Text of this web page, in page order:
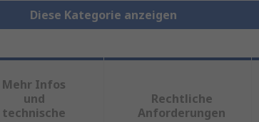
Diese Kategorie anzeigen
Mehr Infos
und
technische
Rechtliche
Anforderungen